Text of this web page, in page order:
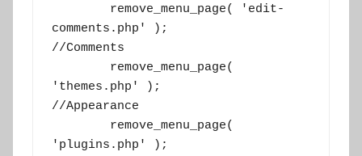
comments.php' );
//Comments
'themes.php' );
//Appearance
'plugins.php' );